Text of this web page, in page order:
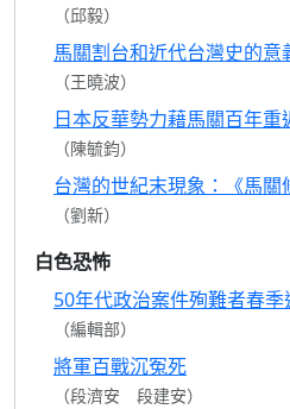
（邱毅）
馬關割台和近代台灣史的意
（王曉波）
日本反華勢力藉馬關百年重
（陳毓鈞）
台灣的世紀末現象：《馬關
（劉新）
白色恐怖
50年代政治案件殉難者春
（編輯部）
將軍百戰沉冤死
（段濟安 段建安）